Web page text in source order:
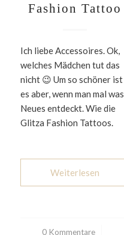
Fashion Tattoo
Ich liebe Accessoires. Ok,
welches Mädchen tut das
nicht 😉 Um so schöner ist
es aber, wenn man mal was
Neues entdeckt. Wie die
Glitza Fashion Tattoos.
Weiterlesen
0 Kommentare
/